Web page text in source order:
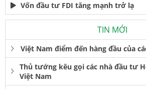
Vốn đầu tư FDI tăng mạnh trở lạ
TIN MỚI
Việt Nam điểm đến hàng đầu của
Thủ tướng kêu gọi các nhà đầu tư
Việt Nam